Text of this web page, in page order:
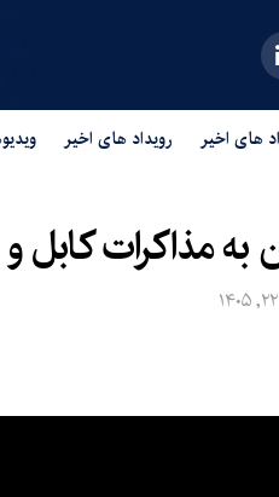
های اخیر رویداد های اخیر
مذاکرات کابل و